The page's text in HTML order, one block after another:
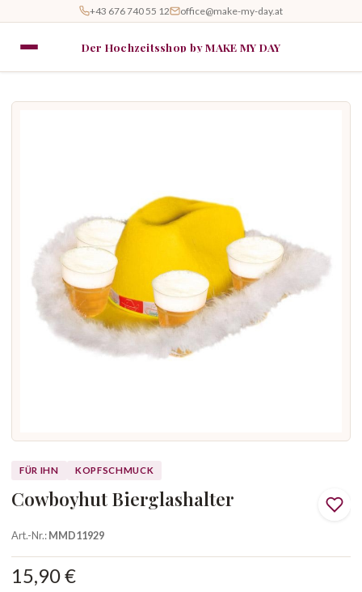
+43 676 740 55 12 office@make-my-day.at
Der Hochzeitsshop by MAKE MY DAY
FÜR IHN KOPFSCHMUCK
Cowboyhut Bierglashalter
Art.-Nr.:MMD11929
15,90 €